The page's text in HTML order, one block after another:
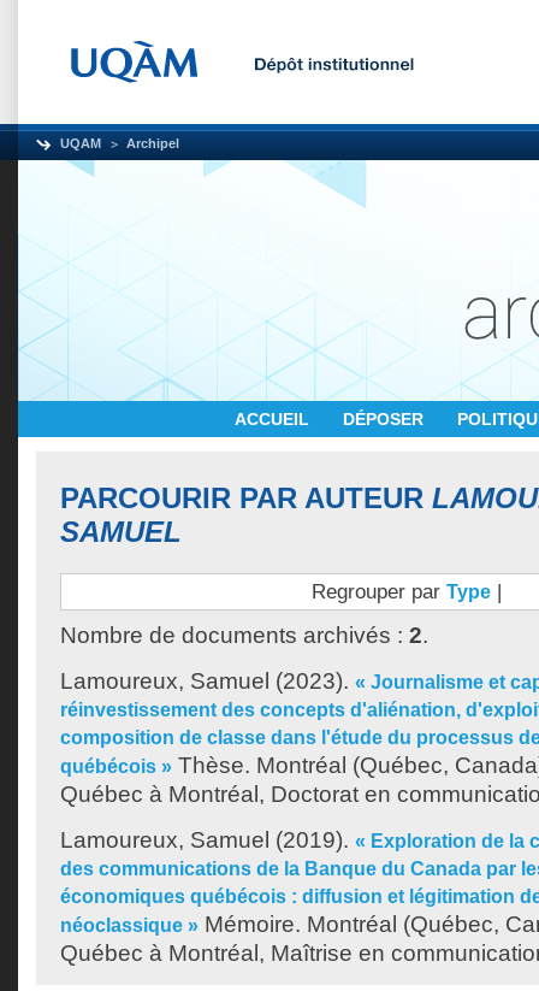
UQAM Archipel
ACCUEIL DÉPOSER
PARCOURIR PAR AUTEUR
SAMUEL
Regrouper par Type |
Nombre de documents archivés : 2.
Lamoureux, Samuel (2023). « Journalisme et
réinvestissement des concepts d'aliénation,
composition de classe dans l'étude du processus
québécois » Thèse. Montréal (Québec,
Québec à Montréal, Doctorat en
Lamoureux, Samuel (2019). « Exploration de la
des communications de la Banque du Canada par
économiques québécois : diffusion et légitimation
néoclassique » Mémoire. Montréal (Québec,
Québec à Montréal, Maîtrise en